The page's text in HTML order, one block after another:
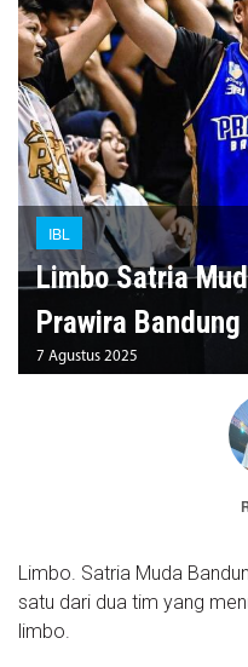
IBL
Limbo Satria
Prawira Bandung
7 Agustus 2025
Limbo. Satria Muda
satu dari dua tim yang
limbo.